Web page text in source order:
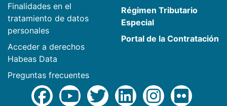
Finalidades en el
tratamiento de datos
personales
Acceder a derechos
Habeas Data
Preguntas frecuentes
Régimen Tributario
Especial
Portal de la Contratación